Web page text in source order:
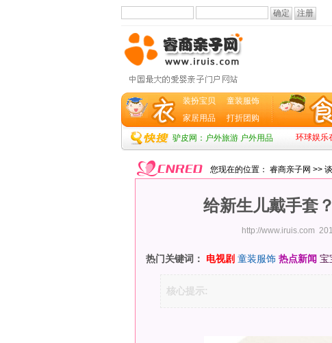
装扮宝贝
童装服饰
家居用品
打折团购
驴皮网：户外旅游 户外用品 环球娱乐
您现在的位置： 睿商亲子网 >>
给新生儿戴手套
http://www.iruis.com
热门关键词： 电视剧 童装服饰 热点新闻 宝
核心提示: